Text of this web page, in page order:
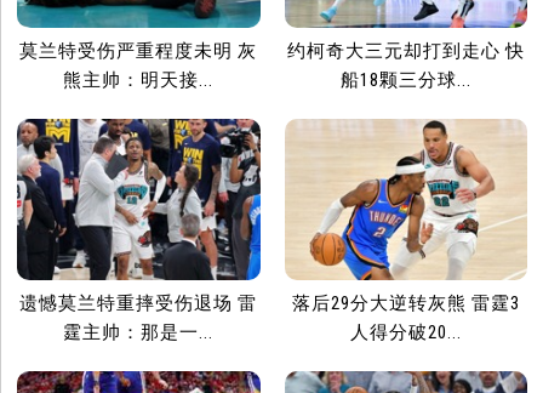
莫兰特受伤严重程度未明 灰
熊主帅：明天接...
约柯奇大三元却打到走心 快
船18颗三分球...
遗憾莫兰特重摔受伤退场 雷
霆主帅：那是一...
落后29分大逆转灰熊 雷霆3
人得分破20...